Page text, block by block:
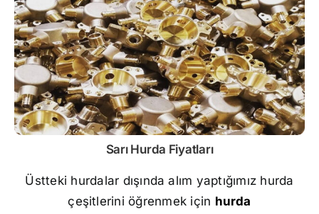
Sarı Hurda Fiyatları
Üstteki hurdalar dışında alım yaptığımız hurda
çeşitlerini öğrenmek için hurda